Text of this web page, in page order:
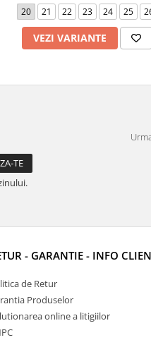
20 21 22 23 24 25
VEZI VARIANTE
- GARANTIE - INFO
de Retur
Produselor
online a litigiilor